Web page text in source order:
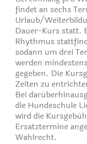
findet an sechs
Urlaub/
Dauer-Kurs statt.
Rhythmus
sodann um drei
werden
gegeben. Die
Zeiten zu
Bei
die Hundeschule
wird die
Ersatztermine
Wahlrecht.